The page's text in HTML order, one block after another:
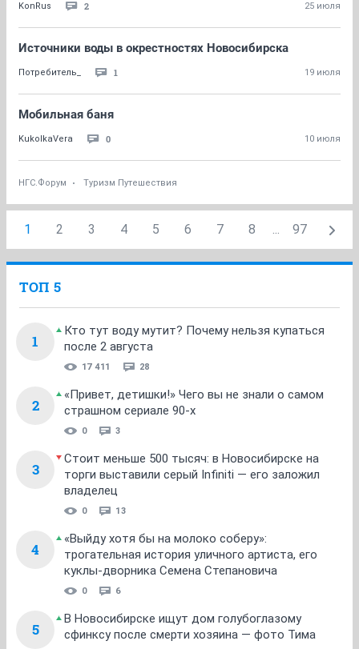
KonRus 2 25 июля
Источники воды в окрестностях Новосибирска
Потребитель_ 1 19 июля
Мобильная баня
KukolkaVera 0 10 июля
НГС.Форум Туризм Путешествия
1 2 3 4 5 6 7 8 ... 97
ТОП 5
1
Кто тут воду мутит? Почему нельзя купаться
после 2 августа
17 411 28
2
«Привет, детишки!» Чего вы не знали о самом
страшном сериале 90-х
0 3
3
Стоит меньше 500 тысяч: в Новосибирске на
торги выставили серый Infiniti — его заложил
владелец
0 13
4
«Выйду хотя бы на молоко соберу»:
трогательная история уличного артиста, его
куклы-дворника Семена Степановича
0 6
5
В Новосибирске ищут дом голубоглазому
сфинксу после смерти хозяина — фото Тима